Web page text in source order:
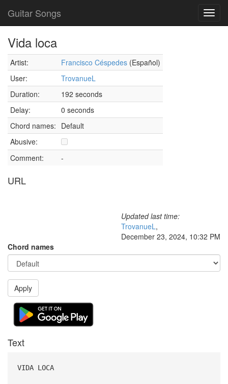
Guitar Songs
Vida loca
Artist: Francisco Céspedes (Español)
User:
TrovanueL
Duration:
192 seconds
Delay:
0 seconds
Chord names: Default
Abusive:
Comment:
-
URL
Updated last time:
TrovanueL,
December 23, 2024, 10:32 PM
Chord names
Apply
Text
VIDA LOCA